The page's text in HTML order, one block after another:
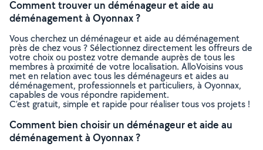
Comment trouver un déménageur et aide au
déménagement à Oyonnax ?
Vous cherchez un déménageur et aide au déménagement
près de chez vous ? Sélectionnez directement les offreurs de
votre choix ou postez votre demande auprès de tous les
membres à proximité de votre localisation. AlloVoisins vous
met en relation avec tous les déménageurs et aides au
déménagement, professionnels et particuliers, à Oyonnax,
capables de vous répondre rapidement.
C’est gratuit, simple et rapide pour réaliser tous vos projets !
Comment bien choisir un déménageur et aide au
déménagement à Oyonnax ?